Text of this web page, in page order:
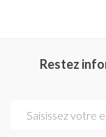
Restez